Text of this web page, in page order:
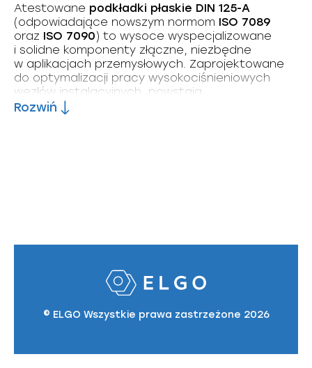
Atestowane podkładki płaskie DIN 125-A
(odpowiadające nowszym normom ISO 7089
oraz ISO 7090) to wysoce wyspecjalizowane
i solidne komponenty złączne, niezbędne
w aplikacjach przemysłowych. Zaprojektowane
do optymalizacji pracy wysokociśnieniowych
węzłów instalacyjnych, powstają
z rygorystycznie kontrolowanej
oraz stopów żarowytrzymałych. Doskonale
wewnętrzne dopasowane do gwintów
w przedziale od M12 do M80.
Wykorzystywane materiały: Wysokogatunkowa
Rozwiń
© ELGO Wszystkie prawa zastrzeżone 2026